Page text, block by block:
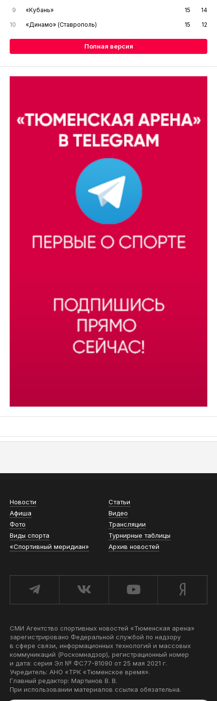
9
«Кубань» 15
14
10
«Динамо» (Ставрополь) 15 12
Полная версия
Новости
Статьи
Афиша
Видео
Фото
Трансляции
Виды спорта
Турнирные таблицы
«Спортивный меридиан»
Архив новостей
СМИ Агентство спортивных новостей «Тюменская арена»
зарегистрировано Федеральной службой по надзору
в сфере связи, информационных технологий и массовых
коммуникаций (Роскомнадзор), регистрационный номер
и дата: серия Эл № ФС77-81090 от 25 мая 2021 г.
Учредитель: АНО «ТРК «Тюменское время».
Главный редактор: Мартынов В. В.
При использовании материалов ссылка обязательна.